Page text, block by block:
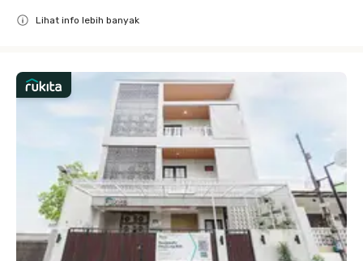
Lihat info lebih banyak